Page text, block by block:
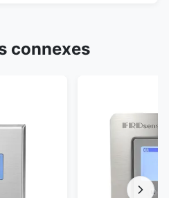
connexes